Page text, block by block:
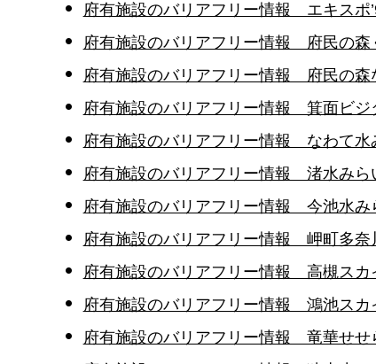
府有施設のバリアフリー情報 エキスポ
府有施設のバリアフリー情報 府民の森
府有施設のバリアフリー情報 府民の森
府有施設のバリアフリー情報 箕面ビジ
府有施設のバリアフリー情報 なわて水
府有施設のバリアフリー情報 渚水み
府有施設のバリアフリー情報 今池水み
府有施設のバリアフリー情報 岬町多奈
府有施設のバリアフリー情報 高槻スカ
府有施設のバリアフリー情報 鴻池スカ
府有施設のバリアフリー情報 竜華せせ